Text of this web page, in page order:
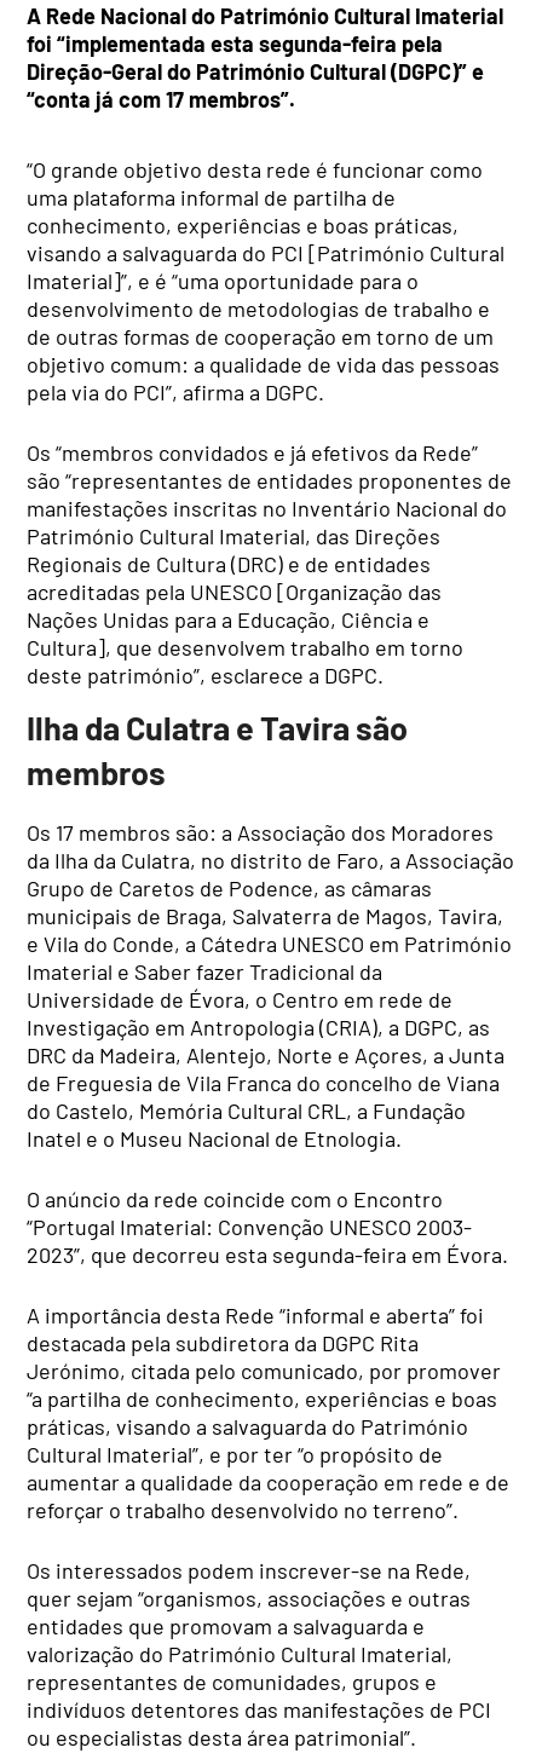
A Rede Nacional do Património Cultural Imaterial
foi “implementada esta segunda-feira pela
Direção-Geral do Património Cultural (DGPC)” e
“conta já com 17 membros”.
“O grande objetivo desta rede é funcionar como
uma plataforma informal de partilha de
conhecimento, experiências e boas práticas,
visando a salvaguarda do PCI [Património Cultural
Imaterial]”, e é “uma oportunidade para o
desenvolvimento de metodologias de trabalho e
de outras formas de cooperação em torno de um
objetivo comum: a qualidade de vida das pessoas
pela via do PCI”, afirma a DGPC.
Os “membros convidados e já efetivos da Rede”
são “representantes de entidades proponentes de
manifestações inscritas no Inventário Nacional do
Património Cultural Imaterial, das Direções
Regionais de Cultura (DRC) e de entidades
acreditadas pela UNESCO [Organização das
Nações Unidas para a Educação, Ciência e
Cultura], que desenvolvem trabalho em torno
deste património”, esclarece a DGPC.
Ilha da Culatra e Tavira são
membros
Os 17 membros são: a Associação dos Moradores
da Ilha da Culatra, no distrito de Faro, a Associação
Grupo de Caretos de Podence, as câmaras
municipais de Braga, Salvaterra de Magos, Tavira,
e Vila do Conde, a Cátedra UNESCO em Património
Imaterial e Saber fazer Tradicional da
Universidade de Évora, o Centro em rede de
Investigação em Antropologia (CRIA), a DGPC, as
DRC da Madeira, Alentejo, Norte e Açores, a Junta
de Freguesia de Vila Franca do concelho de Viana
do Castelo, Memória Cultural CRL, a Fundação
Inatel e o Museu Nacional de Etnologia.
O anúncio da rede coincide com o Encontro
“Portugal Imaterial: Convenção UNESCO 2003-
2023”, que decorreu esta segunda-feira em Évora.
A importância desta Rede “informal e aberta” foi
destacada pela subdiretora da DGPC Rita
Jerónimo, citada pelo comunicado, por promover
“a partilha de conhecimento, experiências e boas
práticas, visando a salvaguarda do Património
Cultural Imaterial”, e por ter “o propósito de
aumentar a qualidade da cooperação em rede e de
reforçar o trabalho desenvolvido no terreno”.
Os interessados podem inscrever-se na Rede,
quer sejam “organismos, associações e outras
entidades que promovam a salvaguarda e
valorização do Património Cultural Imaterial,
representantes de comunidades, grupos e
indivíduos detentores das manifestações de PCI
ou especialistas desta área patrimonial”.